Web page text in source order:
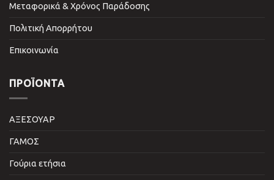
Μεταφορικά & Χρόνος Παράδοσης
Πολιτική Απορρήτου
Επικοινωνία
ΠΡΟΪΌΝΤΑ
ΑΞΕΣΟΥΑΡ
ΓΑΜΟΣ
Γούρια ετήσια